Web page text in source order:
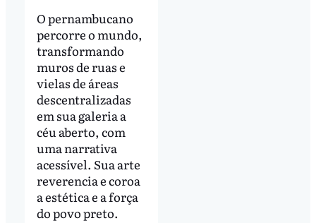
O pernambucano
percorre o mundo,
transformando
muros de ruas e
vielas de áreas
descentralizadas
em sua galeria a
céu aberto, com
uma narrativa
acessível. Sua arte
reverencia e coroa
a estética e a força
do povo preto.